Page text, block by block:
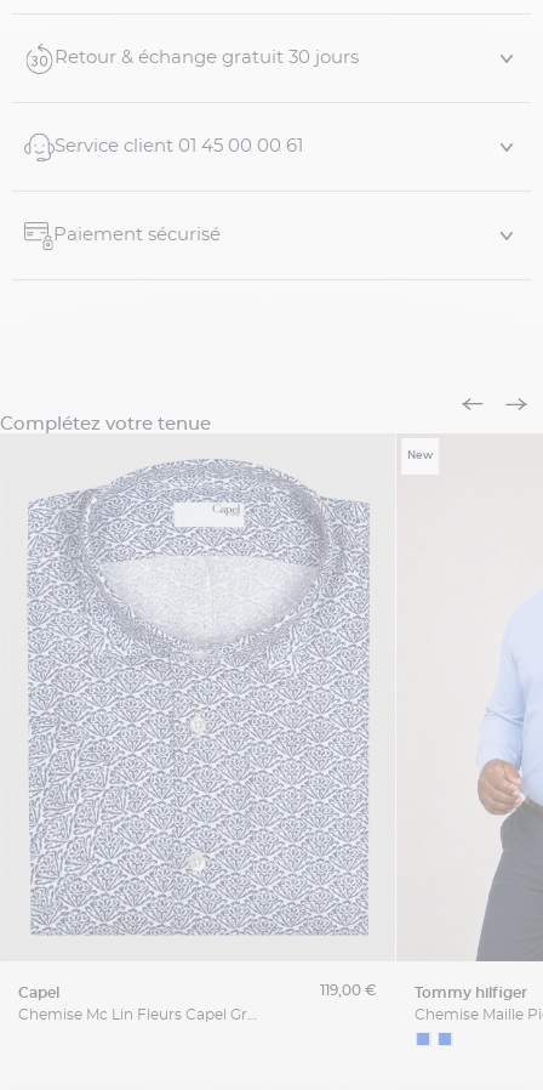
Coupe confortable
Gorge non piqu...
Retour & échange gratuit 30 jours
Service client 01 45 00 00 61
Paiement sécurisé
Complétez votre tenue
capel
Chemise Mc Lin Fleurs Capel Grande Taille
119,00 €
New
tommy hilfiger